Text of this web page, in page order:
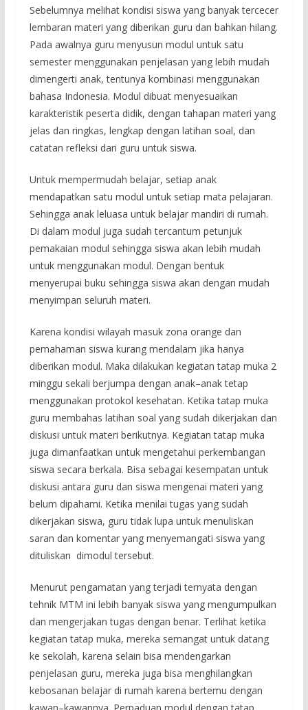
Sebelumnya melihat kondisi siswa yang banyak tercecer
lembaran materi yang diberikan guru dan bahkan hilang.
Pada awalnya guru menyusun modul untuk satu
semester menggunakan penjelasan yang lebih mudah
dimengerti anak, tentunya kombinasi menggunakan
bahasa Indonesia. Modul dibuat menyesuaikan
karakteristik peserta didik, dengan tahapan materi yang
jelas dan ringkas, lengkap dengan latihan soal, dan
catatan refleksi dari guru untuk siswa.
Untuk mempermudah belajar, setiap anak
mendapatkan satu modul untuk setiap mata pelajaran.
Sehingga anak leluasa untuk belajar mandiri di rumah.
Di dalam modul juga sudah tercantum petunjuk
pemakaian modul sehingga siswa akan lebih mudah
untuk menggunakan modul. Dengan bentuk
menyerupai buku sehingga siswa akan dengan mudah
menyimpan seluruh materi.
Karena kondisi wilayah masuk zona orange dan
pemahaman siswa kurang mendalam jika hanya
diberikan modul. Maka dilakukan kegiatan tatap muka 2
minggu sekali berjumpa dengan anak–anak tetap
menggunakan protokol kesehatan. Ketika tatap muka
guru membahas latihan soal yang sudah dikerjakan dan
diskusi untuk materi berikutnya. Kegiatan tatap muka
juga dimanfaatkan untuk mengetahui perkembangan
siswa secara berkala. Bisa sebagai kesempatan untuk
diskusi antara guru dan siswa mengenai materi yang
belum dipahami. Ketika menilai tugas yang sudah
dikerjakan siswa, guru tidak lupa untuk menuliskan
saran dan komentar yang menyemangati siswa yang
dituliskan dimodul tersebut.
Menurut pengamatan yang terjadi ternyata dengan
tehnik MTM ini lebih banyak siswa yang mengumpulkan
dan mengerjakan tugas dengan benar. Terlihat ketika
kegiatan tatap muka, mereka semangat untuk datang
ke sekolah, karena selain bisa mendengarkan
penjelasan guru, mereka juga bisa menghilangkan
kebosanan belajar di rumah karena bertemu dengan